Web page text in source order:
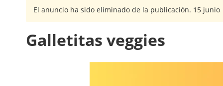
El anuncio ha sido eliminado de la publicación. 15 junio
Galletitas veggies